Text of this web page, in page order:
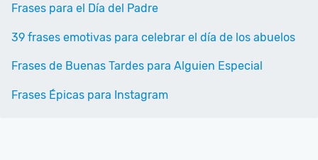
Frases para el Día del Padre
39 frases emotivas para celebrar el día de los abuelos
Frases de Buenas Tardes para Alguien Especial
Frases Épicas para Instagram